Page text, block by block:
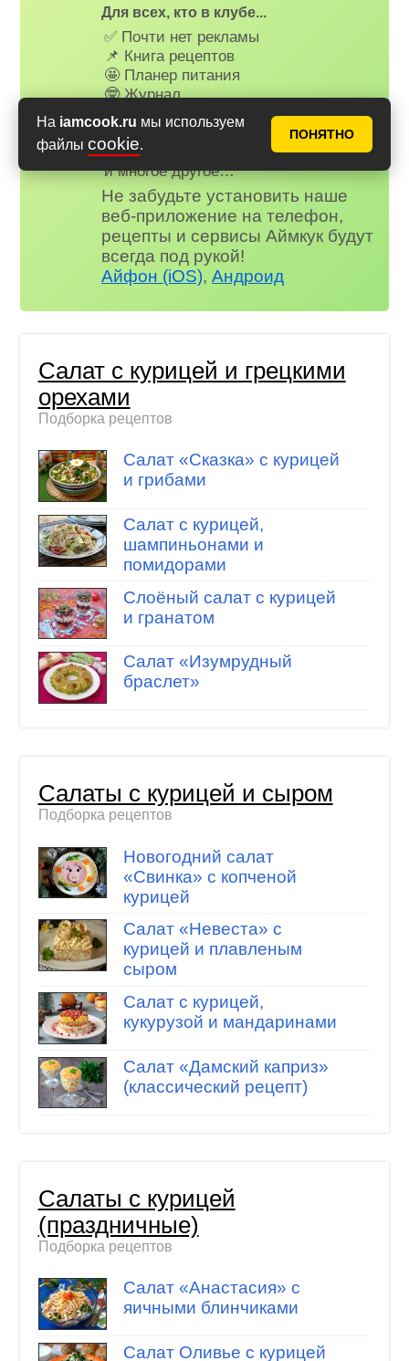
На iamcook.ru мы используем
файлы cookie.
ПОНЯТНО
Для всех, кто в клубе...
✅ Почти нет рекламы
📌 Книга рецептов
🤩 Планер питания
🤓 Журнал
😗 Страница профиля
😋 Фотоотчеты
😃 Комментарии
и многое другое…
Не забудьте установить наше
веб-приложение на телефон,
рецепты и сервисы Аймкук будут
всегда под рукой!
Айфон (iOS),Андроид
Салат с курицей и грецкими
орехами
Подборка рецептов
Салат «Сказка» с курицей
и грибами
Салат с курицей,
шампиньонами и
помидорами
Слоёный салат с курицей
и гранатом
Салат «Изумрудный
браслет»
Салаты с курицей и сыром
Подборка рецептов
Новогодний салат
«Свинка» с копченой
курицей
Салат «Невеста» с
курицей и плавленым
сыром
Салат с курицей,
кукурузой и мандаринами
Салат «Дамский каприз»
(классический рецепт)
Салаты с курицей
(праздничные)
Подборка рецептов
Салат «Анастасия» с
яичными блинчиками
Салат Оливье с курицей